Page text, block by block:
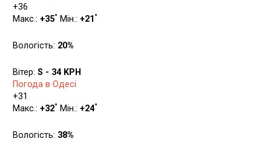
+36
Макс.: +35° Мін.: +21 °
Вологість: 20%
Вітер: S - 34 KPH
Погода в Одесі
+31
Макс.: +32° Мін.: +24°
Вологість: 38%